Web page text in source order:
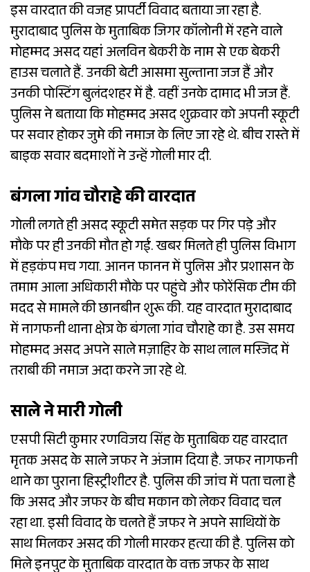
इस वारदात की वजह प्रापर्टी विवाद बताया जा रहा है.
मुरादाबाद पुलिस के मुताबिक जिगर कॉलोनी में रहने वाले
मोहम्मद असद यहां अलविन बेकरी के नाम से एक बेकरी
हाउस चलाते हैं. उनकी बेटी आसमा सुल्ताना जज हैं और
उनकी पोस्टिंग बुलंदशहर में है. वहीं उनके दामाद भी जज हैं.
पुलिस ने बताया कि मोहम्मद असद शुक्रवार को अपनी स्कूटी
पर सवार होकर जुमे की नमाज के लिए जा रहे थे. बीच रास्ते में
बाइक सवार बदमाशों ने उन्हें गोली मार दी.
बंगला गांव चौराहे की वारदात
गोली लगते ही असद स्कूटी समेत सड़क पर गिर पड़े और
मौके पर ही उनकी मौत हो गई. खबर मिलते ही पुलिस विभाग
में हड़कंप मच गया. आनन फानन में पुलिस और प्रशासन के
तमाम आला अधिकारी मौके पर पहुंचे और फोरेंसिक टीम की
मदद से मामले की छानबीन शुरू की. यह वारदात मुरादाबाद
में नागफनी थाना क्षेत्र के बंगला गांव चौराहे का है. उस समय
मोहम्मद असद अपने साले मज़ाहिर के साथ लाल मस्जिद में
तराबी की नमाज अदा करने जा रहे थे.
साले ने मारी गोली
एसपी सिटी कुमार रणविजय सिंह के मुताबिक यह वारदात
मृतक असद के साले जफर ने अंजाम दिया है. जफर नागफनी
थाने का पुराना हिस्ट्रीशीटर है. पुलिस की जांच में पता चला है
कि असद और जफर के बीच मकान को लेकर विवाद चल
रहा था. इसी विवाद के चलते हैं जफर ने अपने साथियों के
साथ मिलकर असद की गोली मारकर हत्या की है. पुलिस को
मिले इनपुट के मुताबिक वारदात के वक्त जफर के साथ